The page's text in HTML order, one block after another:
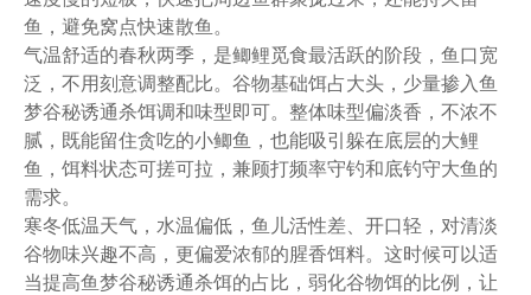
鱼，避免窝点快速散鱼。
气温舒适的春秋两季，是鲫鲤觅食最活跃的阶段，鱼口宽
泛，不用刻意调整配比。谷物基础饵占大头，少量掺入鱼
梦谷秘诱通杀饵调和味型即可。整体味型偏淡香，不浓不
腻，既能留住贪吃的小鲫鱼，也能吸引躲在底层的大鲤
鱼，饵料状态可搓可拉，兼顾打频率守钓和底钓守大鱼的
需求。
寒冬低温天气，水温偏低，鱼儿活性差、开口轻，对清淡
谷物味兴趣不高，更偏爱浓郁的腥香饵料。这时候可以适
当提高鱼梦谷秘诱通杀饵的占比，弱化谷物饵的比例，让